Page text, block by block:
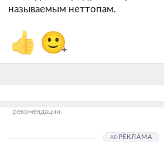
называемым неттопам.
👍 🙂+
рекомендации
РЕКЛАМА